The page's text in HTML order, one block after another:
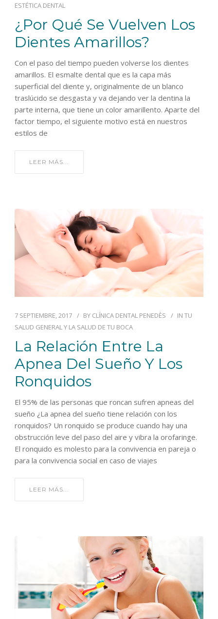
ESTÉTICA DENTAL
¿Por Qué Se Vuelven Los
Dientes Amarillos?
Con el paso del tiempo pueden volverse los dientes
amarillos. El esmalte dental que es la capa más
superficial del diente y, originalmente de un blanco
traslúcido se desgasta y va dejando ver la dentina la
parte interna, que tiene un color amarillento. Aparte del
factor tiempo, el siguiente motivo está en nuestros
estilos de
LEER MÁS...
7 SEPTIEMBRE, 2017 BY CLÍNICA DENTAL PENEDÈS IN TU
SALUD GENERAL Y LA SALUD DE TU BOCA
La Relación Entre La
Apnea Del Sueño Y Los
Ronquidos
El 95% de las personas que roncan sufren apneas del
sueño ¿La apnea del sueño tiene relación con los
ronquidos? Un ronquido se produce cuando hay una
obstrucción leve del paso del aire y vibra la orofaringe.
El ronquido es molesto para la convivencia en pareja o
para la convivencia social en caso de viajes
LEER MÁS...